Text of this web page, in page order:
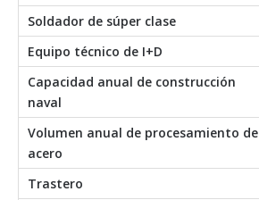
Soldador de súper clase
Equipo técnico de I+D
Capacidad anual de construcción
naval
Volumen anual de procesamiento de
acero
Trastero